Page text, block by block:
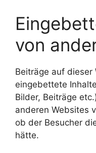
von
Beiträge auf dieser
eingebettete
Bilder, Beiträge
anderen Websites
ob der Besucher
hätte.